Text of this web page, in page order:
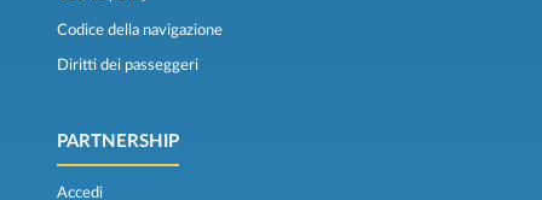
Codice della navigazione
Diritti dei passeggeri
PARTNERSHIP
Accedi